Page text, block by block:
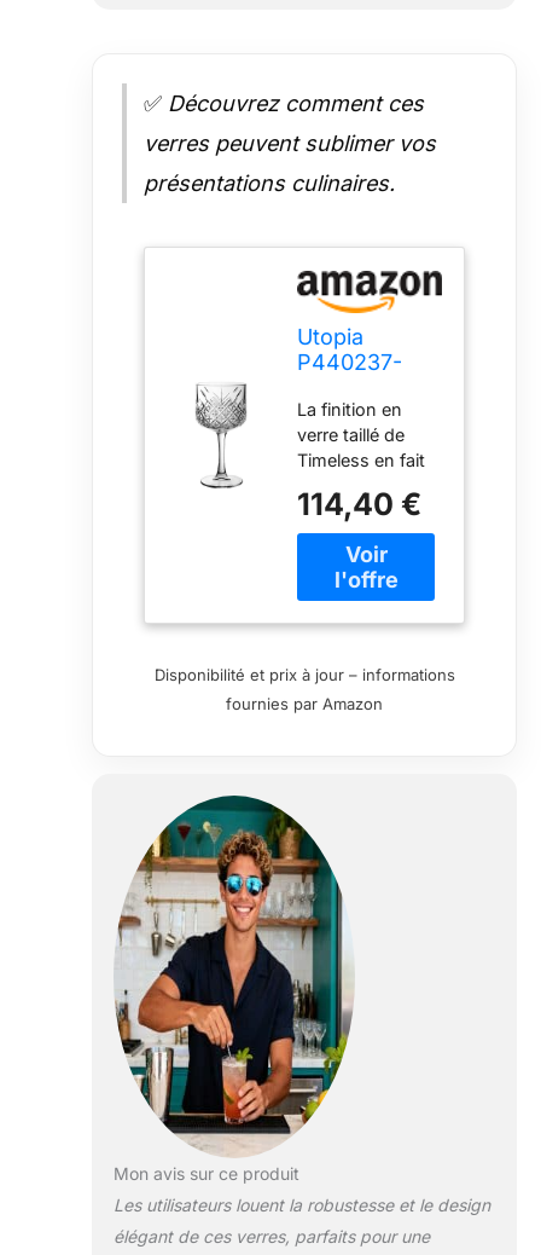
✅ Découvrez comment ces
verres peuvent sublimer vos
présentations culinaires.
Utopia
P440237-
Lot de 12
verres à
cocktail
vintage
intemporel
555,7 ml
La finition en
verre taillé de
Timeless en fait
pour créer un
look vintage
Cette imposante
collection Crystal
gobelets Ajoutez
de la texture, de
répertoire pour
égayer
instantanément
n'importe quel
menu.
114,40 €
Disponibilité et prix à jour – informations
fournies par Amazon
Mon avis sur ce produit
Les utilisateurs louent la robustesse et le design
élégant de ces verres, parfaits pour une